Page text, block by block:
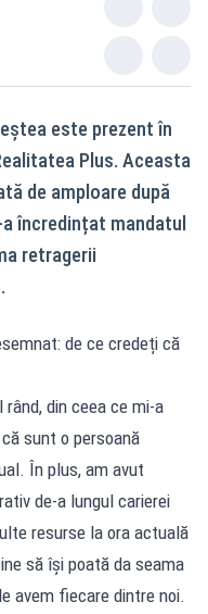
este prezent în
Plus. Aceasta
de amploare după
încredințat mandatul
retragerii
de ce credeți că
din ceea ce mi-a
sunt o persoană
În plus, am avut
de-a lungul carierei
resurse la ora actuală
să își poată da seama
avem fiecare dintre noi.